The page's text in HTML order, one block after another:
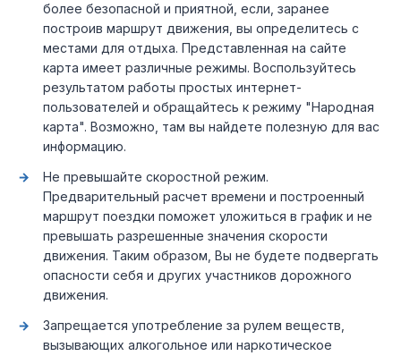
более безопасной и приятной, если, заранее
построив маршрут движения, вы определитесь с
местами для отдыха. Представленная на сайте
карта имеет различные режимы. Воспользуйтесь
результатом работы простых интернет-
пользователей и обращайтесь к режиму "Народная
карта". Возможно, там вы найдете полезную для вас
информацию.
Не превышайте скоростной режим.
Предварительный расчет времени и построенный
маршрут поездки поможет уложиться в график и не
превышать разрешенные значения скорости
движения. Таким образом, Вы не будете подвергать
опасности себя и других участников дорожного
движения.
Запрещается употребление за рулем веществ,
вызывающих алкогольное или наркотическое